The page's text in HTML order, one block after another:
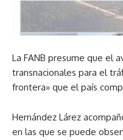
La FANB presume que el
transnacionales para el
frontera» que el país
Hernández Lárez
en las que se puede